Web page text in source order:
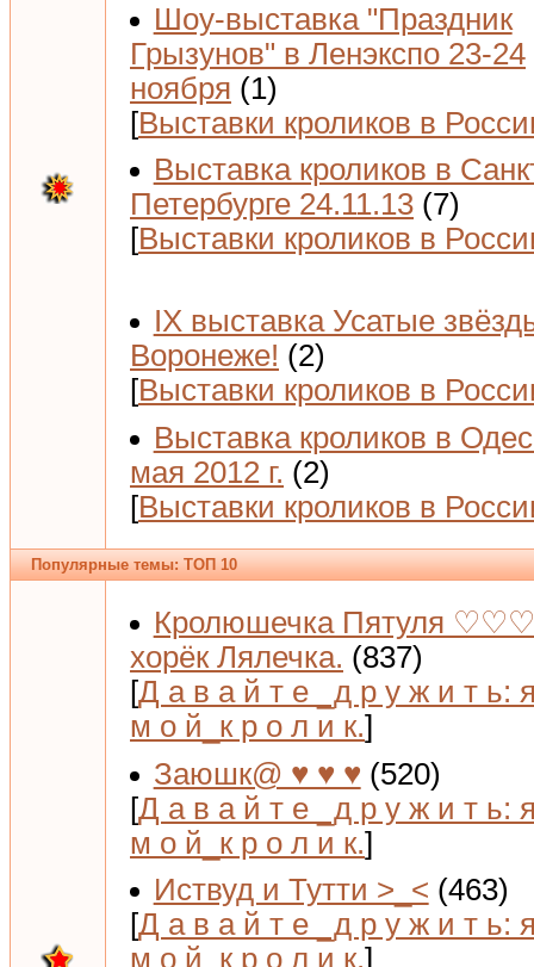
Шоу-выставка "Праздник
Грызунов" в Ленэкспо 23-24
ноября (1)
[Выставки кроликов в
Выставка кроликов в
Петербурге 24.11.13 (7)
[Выставки кроликов в
IX выставка Усатые
Воронеже! (2)
[Выставки кроликов в
Выставка кроликов в
мая 2012 г. (2)
[Выставки кроликов в
Популярные темы: ТОП 10
Кролюшечка Пятуля
хорёк Лялечка. (837)
[Д а в а й т е _д р у ж и т ь:
м о й_к р о л и к.]
Заюшк@ ♥ ♥ ♥ (520)
[Д а в а й т е _д р у ж и т ь:
м о й_к р о л и к.]
Иствуд и Тутти >_< (463)
[Д а в а й т е _д р у ж и т ь:
м о й_к р о л и к.]